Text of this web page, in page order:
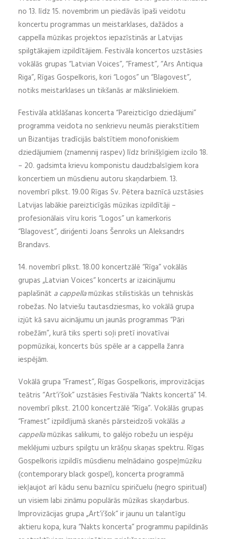
no 13. līdz 15. novembrim un piedāvās īpaši veidotu
koncertu programmas un meistarklases, dažādos a
cappella mūzikas projektos iepazīstinās ar Latvijas
spilgtākajiem izpildītājiem. Festivāla koncertos uzstāsies
vokālās grupas “Latvian Voices”, “Framest”, “Ars Antiqua
Riga”, Rīgas Gospelkoris, kori “Logos” un “Blagovest”,
notiks meistarklases un tikšanās ar māksliniekiem.
Festivāla atklāšanas koncerta “Pareizticīgo dziedājumi”
programma veidota no senkrievu neumās pierakstītiem
un Bizantijas tradīcijās balstītiem monofoniskiem
dziedājumiem (znamennij raspev) līdz brīnišķīgiem izcilo 18.
– 20. gadsimta krievu komponistu daudzbalsīgiem kora
koncertiem un mūsdienu autoru skaņdarbiem. 13.
novembrī plkst. 19.00 Rīgas Sv. Pētera baznīcā uzstāsies
Latvijas labākie pareizticīgās mūzikas izpildītāji –
profesionālais vīru koris “Logos” un kamerkoris
“Blagovest”, diriģenti Joans Šenroks un Aleksandrs
Brandavs.
14. novembrī plkst. 18.00 koncertzālē “Rīga” vokālās
grupas „Latvian Voices“ koncerts ar izaicinājumu
paplašināt a cappellamūzikas stilistiskās un tehniskās
robežas. No latviešu tautasdziesmas, ko vokālā grupa
izjūt kā savu aicinājumu un jaunās programmas “Pāri
robežām”, kurā tiks sperti soļi pretī inovatīvai
popmūzikai, koncerts būs spēle ar a cappella žanra
iespējām.
Vokālā grupa “Framest”, Rīgas Gospelkoris, improvizācijas
teātris “Art’i’šok” uzstāsies Festivāla “Nakts koncertā” 14.
novembrī plkst. 21.00 koncertzālē “Rīga”. Vokālās grupas
“Framest” izpildījumā skanēs pārsteidzoši vokālās a
cappellamūzikas salikumi, to galējo robežu un iespēju
meklējumi uzburs spilgtu un krāšņu skaņas spektru. Rīgas
Gospelkoris izpildīs mūsdienu melnādaino gospeļmūziku
(contemporary black gospel), koncerta programmā
iekļaujot arī kādu senu baznīcu spiričuelu (negro spiritual)
un visiem labi zināmu populārās mūzikas skaņdarbus.
Improvizācijas grupa „Art’i’šok“ ir jaunu un talantīgu
aktieru kopa, kura “Nakts koncerta” programmu papildinās